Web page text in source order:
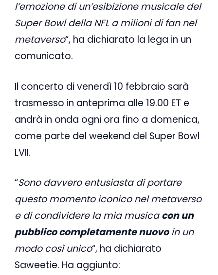
l’emozione di un’esibizione musicale del
Super Bowl della NFL a milioni di fan nel
metaverso“, ha dichiarato la lega in un
comunicato.
Il concerto di venerdì 10 febbraio sarà
trasmesso in anteprima alle 19.00 ET e
andrà in onda ogni ora fino a domenica,
come parte del weekend del Super Bowl
LVII.
“Sono davvero entusiasta di portare
questo momento iconico nel metaverso
e di condividere la mia musicacon un
pubblico completamente nuovoin un
modo così unico“, ha dichiarato
Saweetie. Ha aggiunto: